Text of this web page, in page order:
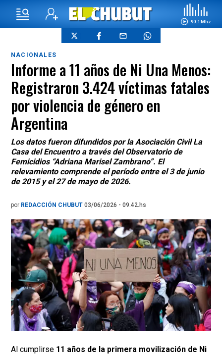
90.1 Mhz
NACIONALES
Informe a 11 años de Ni Una Menos:
Registraron 3.424 víctimas fatales
por violencia de género en
Argentina
Los datos fueron difundidos por la Asociación Civil La
Casa del Encuentro a través del Observatorio de
Femicidios “Adriana Marisel Zambrano”. El
relevamiento comprende el período entre el 3 de junio
de 2015 y el 27 de mayo de 2026.
por REDACCIÓN CHUBUT 03/06/2026 - 09.42.hs
Al cumplirse 11 años de la primera movilización de Ni